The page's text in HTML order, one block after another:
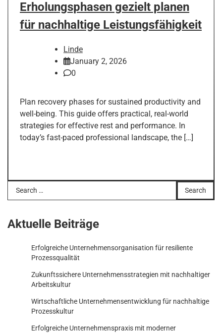
Erholungsphasen gezielt planen
für nachhaltige Leistungsfähigkeit
Linde
January 2, 2026
0
Plan recovery phases for sustained productivity and
well-being. This guide offers practical, real-world
strategies for effective rest and performance. In
today’s fast-paced professional landscape, the […]
Search
for:
Aktuelle Beiträge
Erfolgreiche Unternehmensorganisation für resiliente
Prozessqualität
Zukunftssichere Unternehmensstrategien mit nachhaltiger
Arbeitskultur
Wirtschaftliche Unternehmensentwicklung für nachhaltige
Prozesskultur
Erfolgreiche Unternehmenspraxis mit moderner